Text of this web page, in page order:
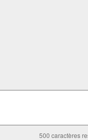
500 caractères